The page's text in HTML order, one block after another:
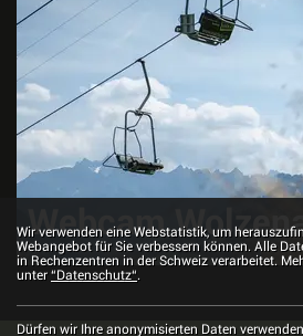
Webcam
Webstatistik
Wir verwenden eine Webstatistik, um
Webangebot für Sie verbessern können. Alle
in Rechenzentren in der Schweiz verarbeitet.
unter “Datenschutz“.
Dürfen wir Ihre anonymisierten Daten